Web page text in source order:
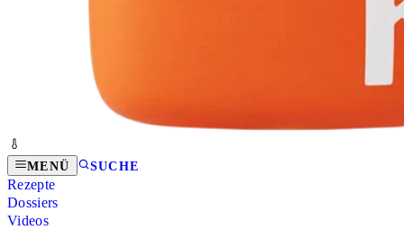
MENÜ SUCHE
Rezepte
Dossiers
Videos